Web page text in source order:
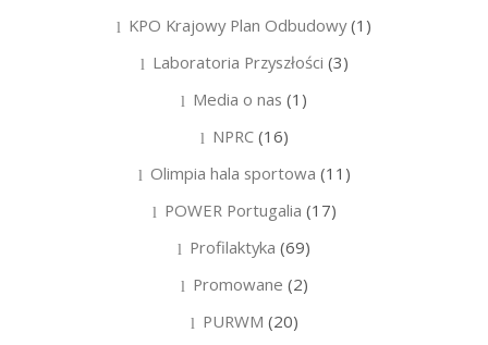
KPO Krajowy Plan Odbudowy(1)
Laboratoria Przyszłości (3)
Media o nas (1)
NPRC(16)
Olimpia hala sportowa (11)
POWER Portugalia (17)
Profilaktyka (69)
Promowane (2)
PURWM (20)